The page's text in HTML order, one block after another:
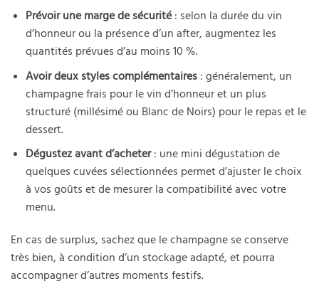
Prévoir une marge de sécurité: selon la durée du vin
d’honneur ou la présence d’un after, augmentez les
quantités prévues d’au moins 10 %.
Avoir deux styles complémentaires: généralement, un
champagne frais pour le vin d’honneur et un plus
structuré (millésimé ou Blanc de Noirs) pour le repas et le
dessert.
Dégustez avant d’acheter: une mini dégustation de
quelques cuvées sélectionnées permet d’ajuster le choix
à vos goûts et de mesurer la compatibilité avec votre
menu.
En cas de surplus, sachez que le champagne se conserve
très bien, à condition d’un stockage adapté, et pourra
accompagner d’autres moments festifs.